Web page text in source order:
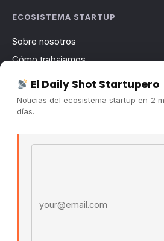
ECOSISTEMA STARTUP
Sobre nosotros
Cómo trabajamos
Newsletter
Contacto
Publicidad
Blog Cristian Tala ↗
El Daily Shot Startupero
Noticias del ecosistema startup en 2
días.